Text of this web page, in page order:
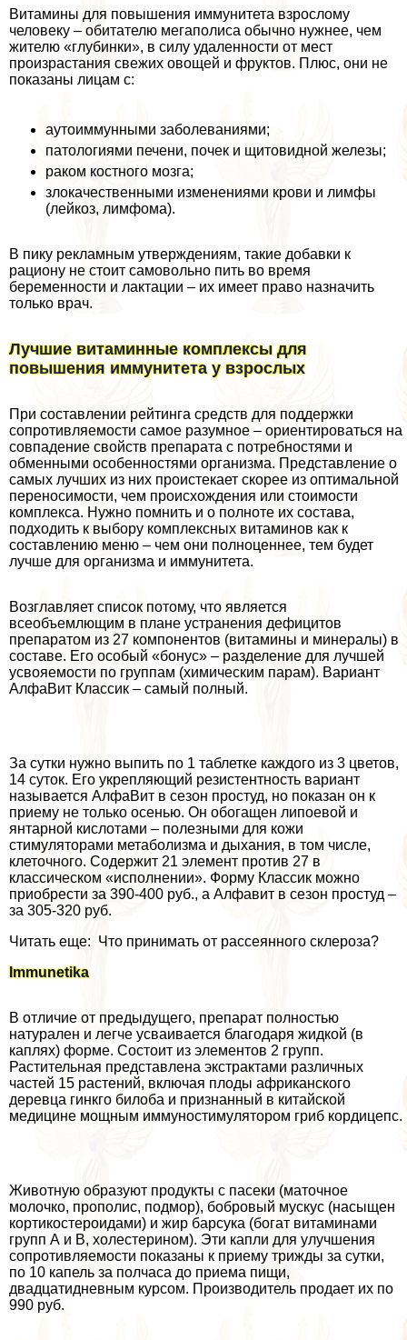
Витамины для повышения иммунитета взрослому
человеку – обитателю мегаполиса обычно нужнее, чем
жителю «глубинки», в силу удаленности от мест
произрастания свежих овощей и фруктов. Плюс, они не
показаны лицам с:
аутоиммунными заболеваниями;
патологиями печени, почек и щитовидной железы;
paком костного мозга;
злокачественными изменениями крови и лимфы
(лейкоз, лимфома).
В пику рекламным утверждениям, такие добавки к
рациону не стоит самовольно пить во время
беременности и лактации – их имеет право назначить
только врач.
Лучшие витаминные комплексы для
повышения иммунитета у взрослых
При составлении рейтинга средств для поддержки
сопротивляемости самое разумное – ориентироваться на
совпадение свойств препарата с потребностями и
обменными особенностями организма. Представление о
самых лучших из них проистекает скорее из оптимальной
переносимости, чем происхождения или стоимости
комплекса. Нужно помнить и о полноте их состава,
подходить к выбору комплексных витаминов как к
составлению меню – чем они полноценнее, тем будет
лучше для организма и иммунитета.
Возглавляет список потому, что является
всеобъемлющим в плане устранения дефицитов
препаратом из 27 компонентов (витамины и минералы) в
составе. Его особый «бонус» – разделение для лучшей
усвояемости по группам (химическим парам). Вариант
АлфаВит Классик – самый полный.
За сутки нужно выпить по 1 таблетке каждого из 3 цветов,
14 суток. Его укрепляющий резистентность вариант
называется АлфаВит в сезон простуд, но показан он к
приему не только осенью. Он обогащен липоевой и
янтарной кислотами – полезными для кожи
стимуляторами метаболизма и дыхания, в том числе,
клеточного. Содержит 21 элемент против 27 в
классическом «исполнении». Форму Классик можно
приобрести за 390-400 руб., а Алфавит в сезон простуд –
за 305-320 руб.
Читать еще: Что принимать от рассеянного склероза?
Immunetika
В отличие от предыдущего, препарат полностью
натурален и легче усваивается благодаря жидкой (в
каплях) форме. Состоит из элементов 2 групп.
Растительная представлена экстpaктами различных
частей 15 растений, включая плоды африканского
деревца гинкго билоба и признанный в китайской
медицине мощным иммуностимулятором гриб кордицепс.
Животную образуют продукты с пасеки (маточное
молочко, прополис, подмор), бобровый мускус (насыщен
кортикостероидами) и жир барcyкa (богат витаминами
групп А и В, холестерином). Эти капли для улучшения
сопротивляемости показаны к приему трижды за сутки,
по 10 капель за полчаса до приема пищи,
двадцатидневным курсом. Производитель продает их по
990 руб.